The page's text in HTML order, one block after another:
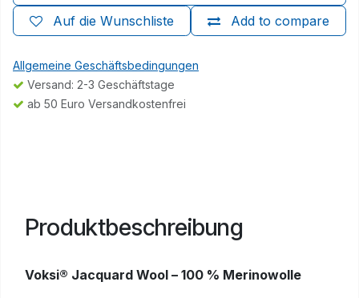
Add to compare
Auf die Wunschliste
Allgemeine Geschäftsbedingungen
Versand: 2-3 Geschäftstage
ab 50 Euro Versandkostenfrei
Produktbeschreibung
Voksi® Jacquard Wool – 100 % Merinowolle